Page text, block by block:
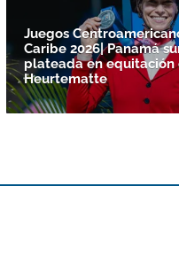
Juegos
Caribe 2026| Panamá
plateada en equitación
Heurtematte